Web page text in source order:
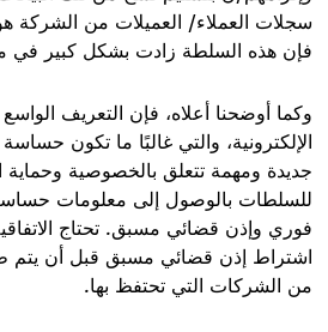
سجلات العملاء/ العميلات من الشركة
فإن هذه السلطة زادت بشكل كبير في
وكما أوضحنا أعلاه، فإن التعريف الواسع
الإلكترونية، والتي غالبًا ما تكون
جديدة ومهمة تتعلق بالخصوصية وحماية
للسلطات بالوصول إلى معلومات
فوري وإذن قضائي مسبق. تحتاج
اشتراط إذن قضائي مسبق قبل أن يتم
من الشركات التي تحتفظ بها.